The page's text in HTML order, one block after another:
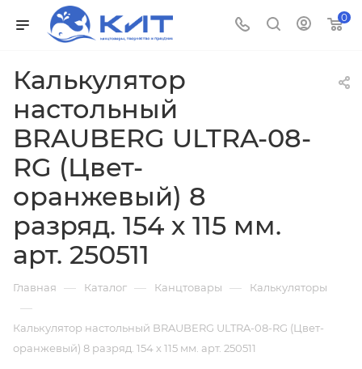
0
Калькулятор
настольный
BRAUBERG ULTRA-08-
RG (Цвет-
оранжевый) 8
разряд. 154 х 115 мм.
арт. 250511
Главная — Каталог — Канцтовары — Калькуляторы
—
Калькулятор настольный BRAUBERG ULTRA-08-RG (Цвет-
оранжевый) 8 разряд. 154 х 115 мм. арт. 250511